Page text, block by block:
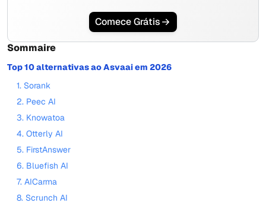
Comece Grátis
Sommaire
Top 10 alternativas ao Asvaai em 2026
1. Sorank
2. Peec AI
3. Knowatoa
4. Otterly AI
5. FirstAnswer
6. Bluefish AI
7. AICarma
8. Scrunch AI